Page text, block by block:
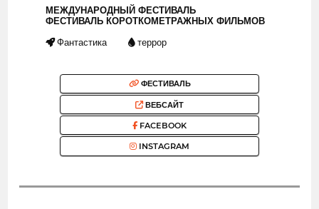
МЕЖДУНАРОДНЫЙ ФЕСТИВАЛЬ
ФЕСТИВАЛЬ КОРОТКОМЕТРАЖНЫХ ФИЛЬМОВ
Фантастика террор
ФЕСТИВАЛЬ
ВЕБСАЙТ
FACEBOOK
INSTAGRAM